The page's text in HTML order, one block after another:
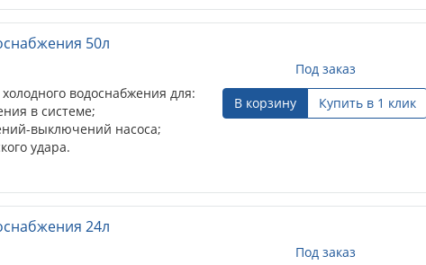
50л
водоснабжения для:
в системе;
выключений насоса;
удара.
Под заказ
В корзину
Купить в 1 клик
24л
Под заказ